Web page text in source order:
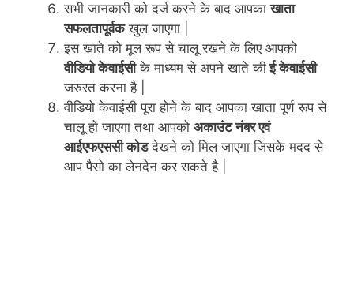
सभी जानकारी को दर्ज करने के बाद आपकाखाता
सफलतापूर्वकखुल जाएगा |
इस खाते को मूल रूप से चालू रखने के लिए आपको
वीडियो केवाईसीके माध्यम से अपने खाते कीई केवाईसी
जरुरत करना है |
वीडियो केवाईसी पूरा होने के बाद आपका खाता पूर्ण रूप से
चालू हो जाएगा तथा आपको अकाउंट नंबर एवं
आईएफएससी कोडदेखने को मिल जाएगा जिसके मदद से
आप पैसो का लेनदेन कर सकते है |